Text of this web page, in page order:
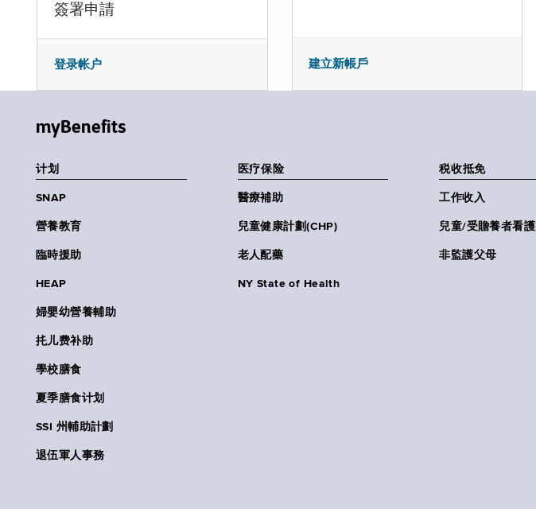
簽署申請
登录帐户 建立新帳戶
myBenefits
计划
SNAP
營養教育
臨時援助
HEAP
婦嬰幼營養輔助
扥儿费补助
學校膳食
夏季膳食计划
SSI 州輔助計劃
退伍軍人事務
医疗保险
醫療補助
兒童健康計劃(CHP)
老人配藥
NY State of Health
税收抵免
工作收入
兒童/受贍養者看護
非監護父母